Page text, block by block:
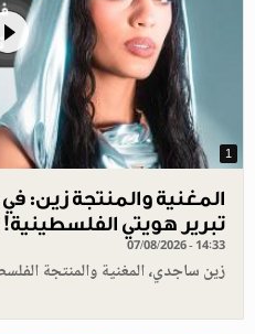
1
المغنية والمنتجة زين:
تبرير هويتي الفلسطينية!
07/08/2026 - 14:33
زين ساجدي، المغنية والمنتجة